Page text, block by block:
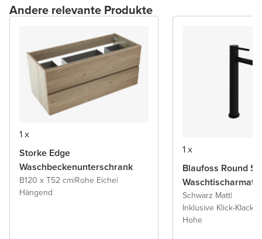
Andere relevante Produkte
1 x
Storke Edge
Waschbeckenunterschrank
B120 x T52 cm|Rohe Eiche|
Hängend
1 x
Blaufoss Round S
Schwarz Matt|
Inklusive Klick-Klack
Hohe